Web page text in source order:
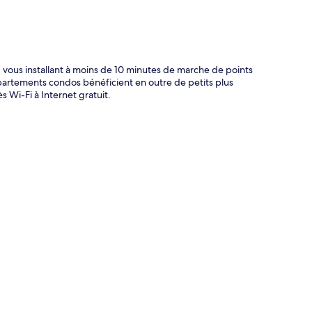
installant à moins de 10 minutes de marche de points
condos bénéficient en outre de petits plus
Wi-Fi à Internet gratuit.